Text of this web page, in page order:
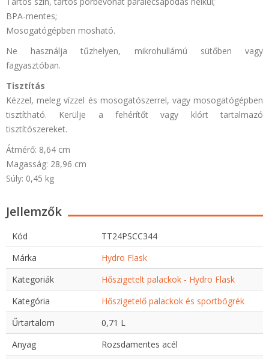
BPA-mentes;
Mosogatógépben mosható.
Ne használja tűzhelyen, mikrohullámú sütőben vagy
fagyasztóban.
Tisztítás
Kézzel, meleg vízzel és mosogatószerrel, vagy mosogatógépben
tisztítható. Kerülje a fehérítőt vagy klórt tartalmazó
tisztítószereket.
Átmérő: 8,64 cm
Magasság: 28,96 cm
Súly: 0,45 kg
Jellemzők
Kód
TT24PSCC344
Márka
Hydro Flask
Kategoriák
Hőszigetelt palackok - Hydro Flask
Kategória
Hőszigetelő palackok és sportbögrék
Űrtartalom
0,71 L
Anyag
Rozsdamentes acél